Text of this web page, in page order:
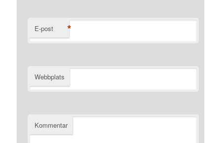
E-post *
Webbplats
Kommentar